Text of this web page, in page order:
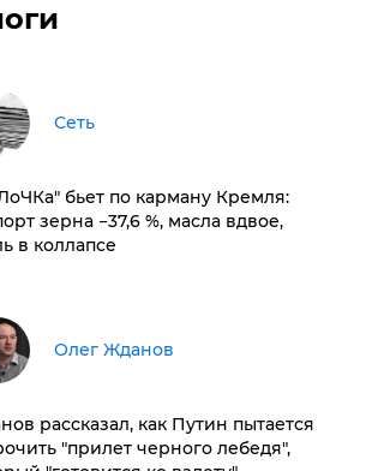
Сеть
бьет по карману Кремля:
зерна −37,6 %, масла вдвое,
в коллапсе
Олег Жданов
рассказал, как Путин пытается
"прилет черного лебедя",